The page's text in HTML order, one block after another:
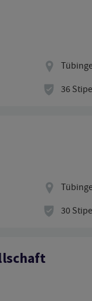
Standort
Stipendien
36
Standort
Stipendien
30